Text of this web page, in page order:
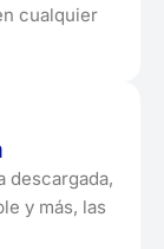
cualquier
descargada,
y más, las